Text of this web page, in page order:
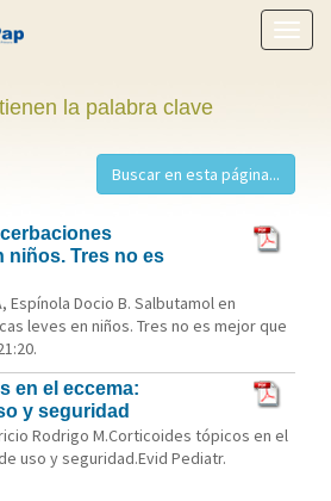
menú
la palabra clave
niños. Tres no es
Espínola Docio B. Salbutamol en
leves en niños. Tres no es mejor que
en el eccema:
y seguridad
Rodrigo M.Corticoides tópicos en el
uso y seguridad.Evid Pediatr.